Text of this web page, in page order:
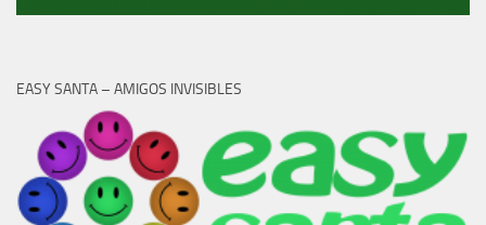
EASY SANTA – AMIGOS INVISIBLES